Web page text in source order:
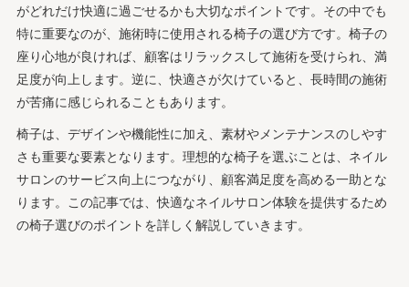
がどれだけ快適に過ごせるかも大切なポイントです。その中でも
特に重要なのが、施術時に使用される椅子の選び方です。椅子の
座り心地が良ければ、顧客はリラックスして施術を受けられ、満
足度が向上します。逆に、快適さが欠けていると、長時間の施術
が苦痛に感じられることもあります。
椅子は、デザインや機能性に加え、素材やメンテナンスのしやす
さも重要な要素となります。理想的な椅子を選ぶことは、ネイル
サロンのサービス向上につながり、顧客満足度を高める一助とな
ります。この記事では、快適なネイルサロン体験を提供するため
の椅子選びのポイントを詳しく解説していきます。